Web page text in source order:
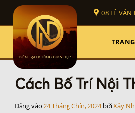
qua
dung
08 LÊ VĂN
Cách Bố Trí Nội
Đăng vào 24 Tháng Chín, 2024 bởiXây